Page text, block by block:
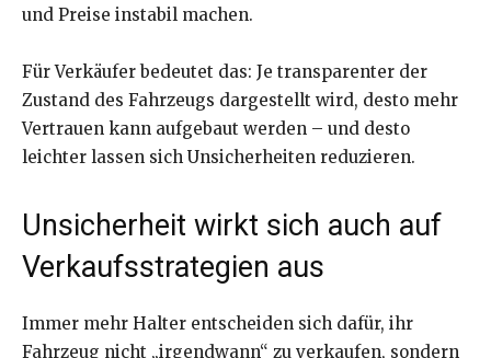
und Preise instabil machen.
Für Verkäufer bedeutet das: Je transparenter der
Zustand des Fahrzeugs dargestellt wird, desto mehr
Vertrauen kann aufgebaut werden – und desto
leichter lassen sich Unsicherheiten reduzieren.
Unsicherheit wirkt sich auch auf
Verkaufsstrategien aus
Immer mehr Halter entscheiden sich dafür, ihr
Fahrzeug nicht „irgendwann“ zu verkaufen, sondern